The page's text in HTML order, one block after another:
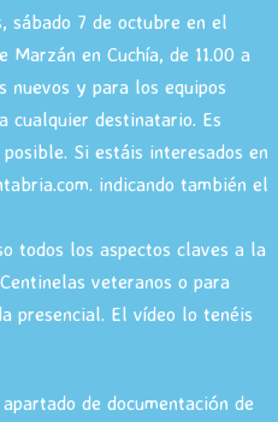
sábado 7 de octubre en el
en Cuchía, de 11.00 a
nuevos y para los equipos
cualquier destinatario. Es
Si estáis interesados en
indicando también el
todos los aspectos claves a la
veteranos o para
presencial. El vídeo lo tenéis
de documentación de